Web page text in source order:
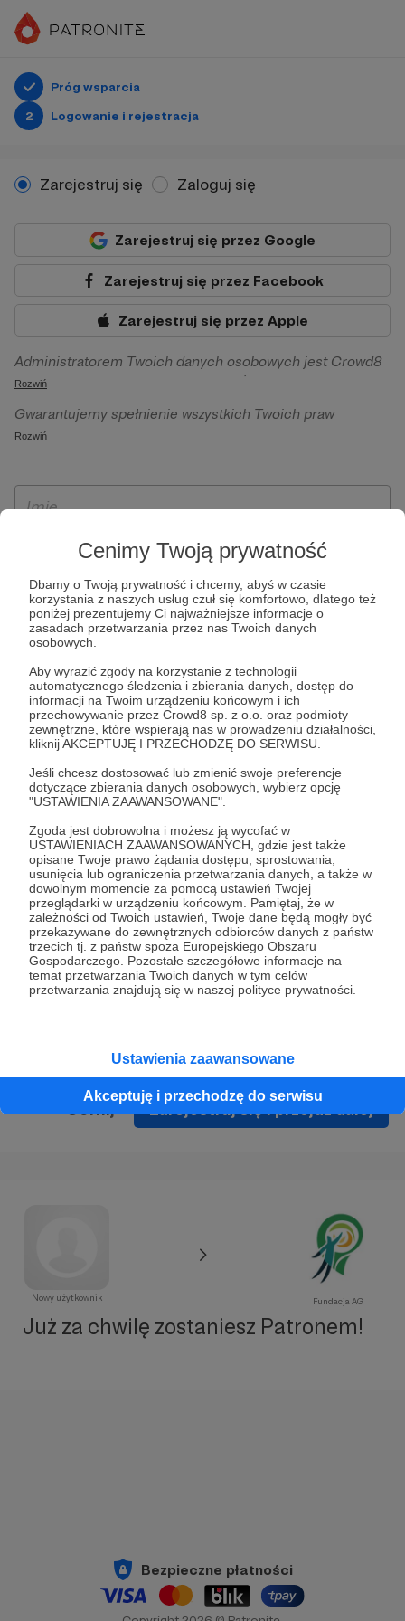
Cenimy Twoją prywatność
Dbamy o Twoją prywatność i chcemy, abyś w czasie
korzystania z naszych usług czuł się komfortowo, dlatego też
poniżej prezentujemy Ci najważniejsze informacje o
zasadach przetwarzania przez nas Twoich danych
osobowych.
Aby wyrazić zgody na korzystanie z technologii
automatycznego śledzenia i zbierania danych, dostęp do
informacji na Twoim urządzeniu końcowym i ich
przechowywanie przez Crowd8 sp. z o.o. oraz podmioty
zewnętrzne, które wspierają nas w prowadzeniu działalności,
kliknij AKCEPTUJĘ I PRZECHODZĘ DO SERWISU.
Jeśli chcesz dostosować lub zmienić swoje preferencje
dotyczące zbierania danych osobowych, wybierz opcję
"USTAWIENIA ZAAWANSOWANE".
Zgoda jest dobrowolna i możesz ją wycofać w
USTAWIENIACH ZAAWANSOWANYCH, gdzie jest także
opisane Twoje prawo żądania dostępu, sprostowania,
usunięcia lub ograniczenia przetwarzania danych, a także w
dowolnym momencie za pomocą ustawień Twojej
przeglądarki w urządzeniu końcowym. Pamiętaj, że w
zależności od Twoich ustawień, Twoje dane będą mogły być
przekazywane do zewnętrznych odbiorców danych z państw
trzecich tj. z państw spoza Europejskiego Obszaru
Gospodarczego. Pozostałe szczegółowe informacje na
temat przetwarzania Twoich danych w tym celów
przetwarzania znajdują się w naszej polityce prywatności.
Ustawienia zaawansowane
Akceptuję i przechodzę do serwisu
Próg wsparcia
2
Logowanie i rejestracja
Zarejestruj się Zaloguj się
Zarejestruj się przez Google
Zarejestruj się przez Facebook
Zarejestruj się przez Apple
Administratorem Twoich danych osobowych jest Crowd8
sp. z o.o. z siedziba w Warszawie, ul. Żwirki i Wigury 16, 02-
092 Warszawa. Twoje dane osobowe będą przetwarzane w
szczególności w celu wykonania umowy zawartej z Tobą, w
Patronite.pl, w tym możliwości dokonywania oraz
otrzymywania wsparcia na naszej platformie oraz
Rozwiń
Gwarantujemy spełnienie wszystkich Twoich praw
wynikających z ogólnego rozporządzenia o ochronie
ich przenoszenia, niepodlegania zautomatyzowanemu
wyrażenia sprzeciwu wobec przetwarzania Twoich danych
osobowych. Rejestracja dla osób niepełnoletnich możliwa
jest po przekazaniu podpisanego formularza "Zgodna na
założenie konta przez osobę niepełnoletnią", formularz
dostępny jest na stronie regulaminu Patronite.pl.
Rozwiń
* Zapoznałem się i akceptujęRegulaminserwisu oraz
* Wyrażam zgodę na przetwarzanie moich danych
osobowych podanych w formularzu rejestracyjnym w celu
prawidłowego świadczenia usług serwisu Patronite.
Wyrażam zgodę na otrzymywanie drogą elektroniczną
informacji handlowych - newslettera. Opcja ta może zostać
zmieniona w ustawieniach konta.
Zarejestruj się i przejdź dalej
Nowy użytkownik Fundacja AG
Już za chwilę zostaniesz Patronem!
Bezpieczne płatności